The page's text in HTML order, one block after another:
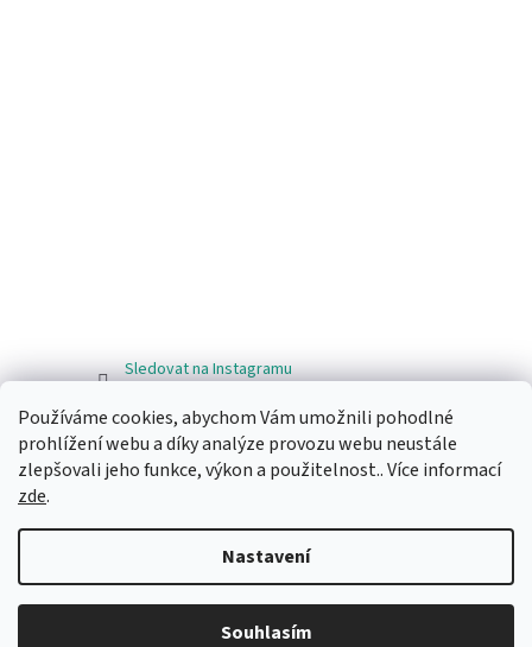
Používáme cookies, abychom Vám umožnili pohodlné
prohlížení webu a díky analýze provozu webu neustále
zlepšovali jeho funkce, výkon a použitelnost.. Více informací
zde.
Nastavení
Souhlasím
Sledovat na Instagramu
Facebook
Vytvořil Shoptet
Ragos.cz. Všechna práva vyhrazena.